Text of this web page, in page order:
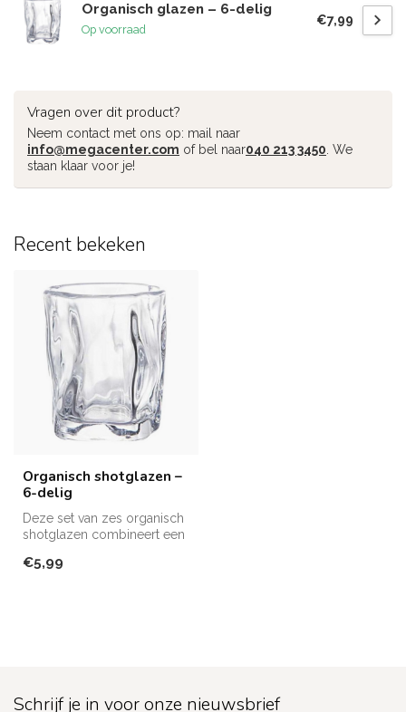
Organisch glazen – 6-delig
Op voorraad
€7,99
Vragen over dit product?
Neem contact met ons op: mail naar
info@megacenter.com of bel naar040 213 3450 . We
staan klaar voor je!
Recent bekeken
Organisch shotglazen –
6-delig
Deze set van zes organisch
shotglazen combineert een
di...
€5,99
Schrijf je in voor onze nieuwsbrief